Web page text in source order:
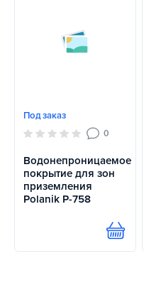
Под заказ
0
Водонепроницаемое
покрытие для зон
приземления
Polanik P-758
Купить